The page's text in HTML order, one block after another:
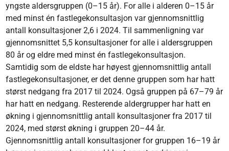
yngste aldersgruppen (0–15 år). For alle i alderen 0–15 år
med minst én fastlegekonsultasjon var gjennomsnittlig
antall konsultasjoner 2,6 i 2024. Til sammenligning var
gjennomsnittet 5,5 konsultasjoner for alle i aldersgruppen
80 år og eldre med minst én fastlegekonsultasjon.
Samtidig som de eldste har høyest gjennomsnittlig antall
fastlegekonsultasjoner, er det denne gruppen som har hatt
størst nedgang fra 2017 til 2024. Også gruppen på 67–79 år
har hatt en nedgang. Resterende aldergrupper har hatt en
økning i gjennomsnittlig antall konsultasjoner fra 2017 til
2024, med størst økning i gruppen 20–44 år.
Gjennomsnittlig antall konsultasjoner for gruppen 16–19 år